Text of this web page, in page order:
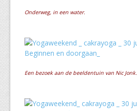
Onderweg, in een water.
Een bezoek aan de beeldentuin van Nic Jonk.